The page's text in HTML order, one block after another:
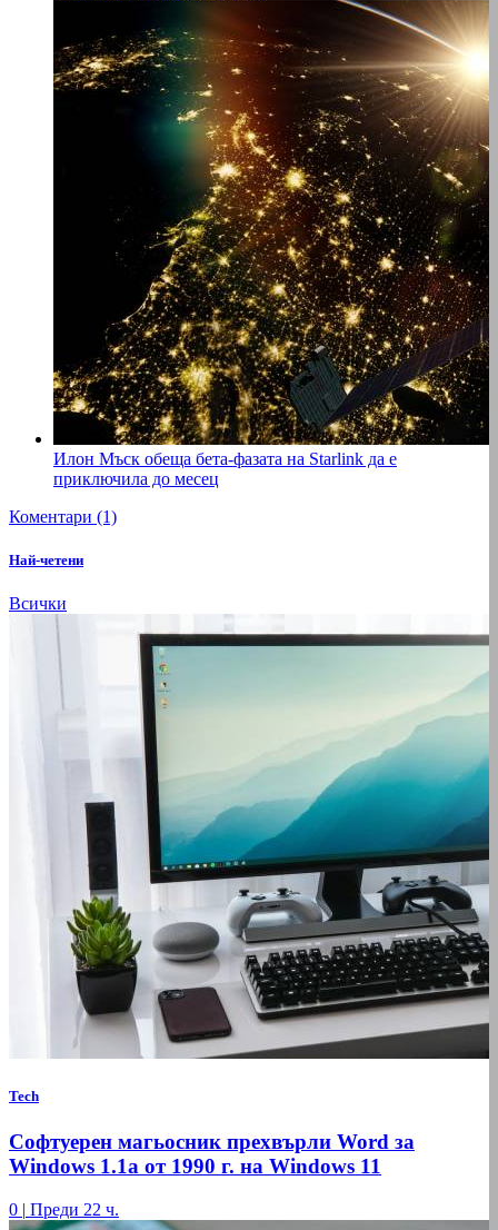
Илон Мъск обеща бета-фазата на Starlink да е
приключила до месец
Коментари (1)
Най-четени
Всички
Tech
Софтуерен магьосник прехвърли Word за
Windows 1.1a от 1990 г. на Windows 11
0 | Преди 22 ч.